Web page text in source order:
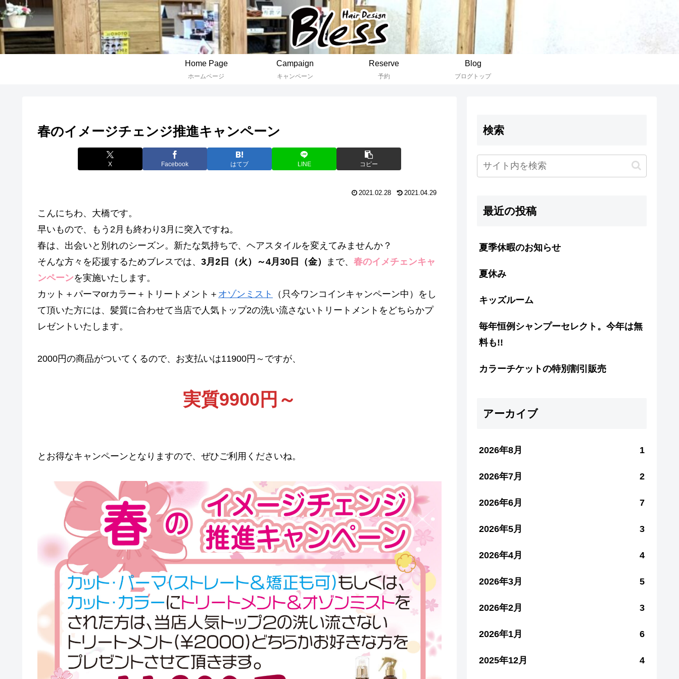
Home Page
ホームページ
Campaign
キャンペーン
Reserve
予約
Blog
ブログトップ
春のイメージチェンジ推進キャンペーン
X Facebook はてブ LINE コピー
2021.02.28 2021.04.29
こんにちわ、大橋です。
早いもので、もう2月も終わり3月に突入ですね。
春は、出会いと別れのシーズン。新たな気持ちで、ヘアスタイルを変えてみませんか？
そんな方々を応援するためブレスでは、 3月2日（火）～4月30日（金） まで、 春のイメチェンキャ
ンペーンを実施いたします。
カット＋パーマorカラー＋トリートメント＋ オゾンミスト
（只今ワンコインキャンペーン中）をし
て頂いた方には、髪質に合わせて当店で人気トップ2の洗い流さないトリートメントをどちらかプ
レゼントいたします。
2000円の商品がついてくるので、お支払いは11900円～ですが、
実質9900円～
とお得なキャンペーンとなりますので、ぜひご利用くださいね。
検索
最近の投稿
夏季休暇のお知らせ
夏休み
キッズルーム
毎年恒例シャンプーセレクト。今年は無
料も!!
カラーチケットの特別割引販売
アーカイブ
2026年8月 1
2026年7月 2
2026年6月 7
2026年5月 3
2026年4月 4
2026年3月 5
2026年2月 3
2026年1月 6
2025年12月 4